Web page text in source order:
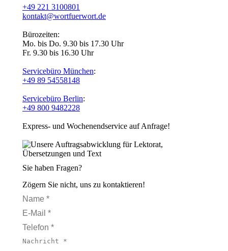
+49 221 3100801
kontakt@wortfuerwort.de
Bürozeiten:
Mo. bis Do. 9.30 bis 17.30 Uhr
Fr. 9.30 bis 16.30 Uhr
Servicebüro München:
+49 89 54558148
Servicebüro Berlin:
+49 800 9482228
Express- und Wochenendservice auf Anfrage!
Sie haben Fragen?
Zögern Sie nicht, uns zu kontaktieren!
Name *
E-Mail *
Telefon *
Nachricht *